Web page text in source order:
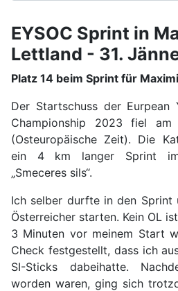
EYSOC Sprint in
Lettland - 31.
Platz 14 beim Sprint für
Der Startschuss der Eurpean
Championship 2023 fiel
(Osteuropäische Zeit). Die
ein 4 km langer Sprint im
„Smeceres sils“.
Ich selber durfte in den Sprint
Österreicher starten. Kein OL
3 Minuten vor meinem Start
Check festgestellt, dass ich
SI-Sticks dabeihatte.
worden waren, ging sich